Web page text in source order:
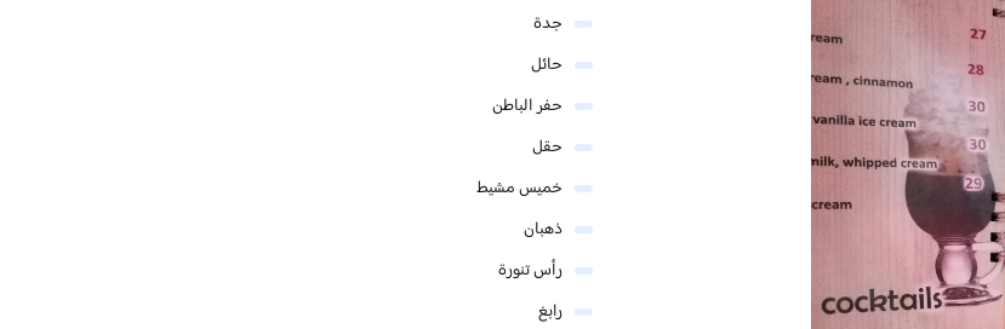
جدة
حائل
حفر الباطن
حقل
خميس مشيط
ذهبان
رأس تنورة
رابغ